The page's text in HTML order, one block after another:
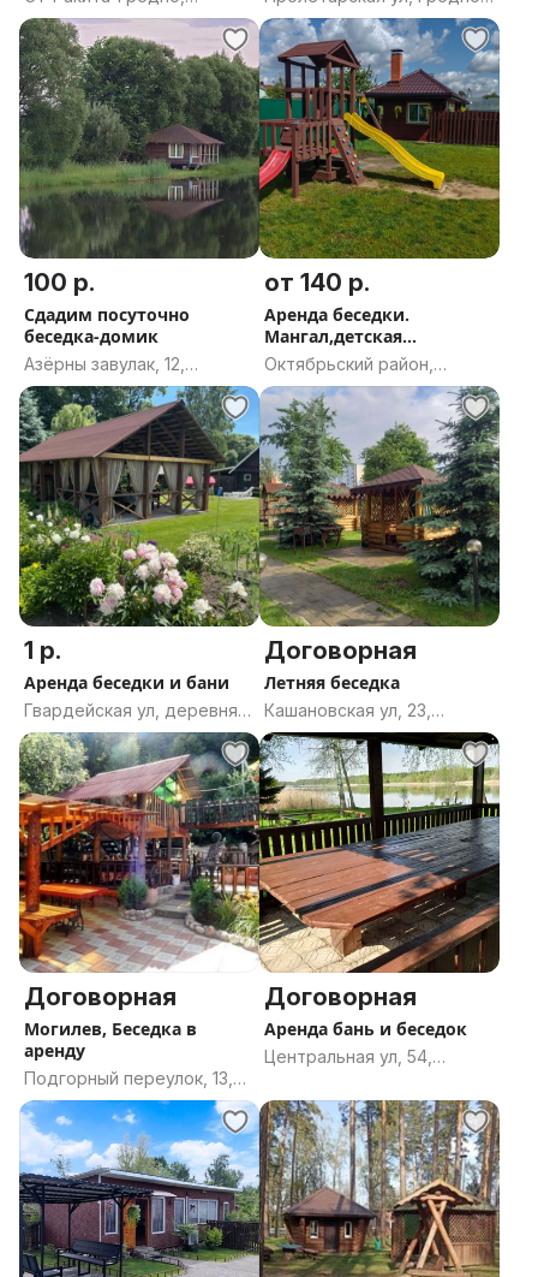
Подлабенский сельсовет,
Гродненский район,
Гродненская область
Гродненская область
100 р.
Сдадим посуточно
беседка-домик
Азёрны завулак, 12,
агрогородок Михалёво 1,
Бортниковский сельсовет,
Бобруйский район,
Могилёвская область
от 140 р.
Аренда беседки.
Мангал,детская
площадка.
Октябрьский район,
Могилёв, Могилёвская
область
1 р.
Аренда беседки и бани
Гвардейская ул, деревня
Брили, Веселовский
сельсовет, Борисовский
район, Минская область
Договорная
Летняя беседка
Кашановская ул, 23,
Могилёв, Могилёвская
область
Договорная
Могилев, Беседка в
аренду
Подгорный переулок, 13,
Могилёв, Могилёвская
область
Договорная
Аренда бань и беседок
Центральная ул, 54,
Добринёвский сельсовет,
Дзержинский район,
Минская область